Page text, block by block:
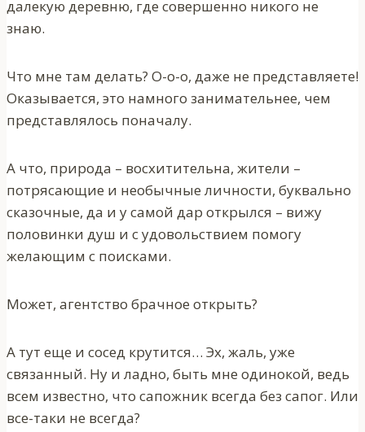
далекую деревню, где совершенно никого не
знаю.
Что мне там делать? О-о-о, даже не представляете!
Оказывается, это намного занимательнее, чем
представлялось поначалу.
А что, природа – восхитительна, жители –
потрясающие и необычные личности, буквально
сказочные, да и у самой дар открылся – вижу
половинки душ и с удовольствием помогу
желающим с поисками.
Может, агентство брачное открыть?
А тут еще и сосед крутится… Эх, жаль, уже
связанный. Ну и ладно, быть мне одинокой, ведь
всем известно, что сапожник всегда без сапог. Или
все-таки не всегда?